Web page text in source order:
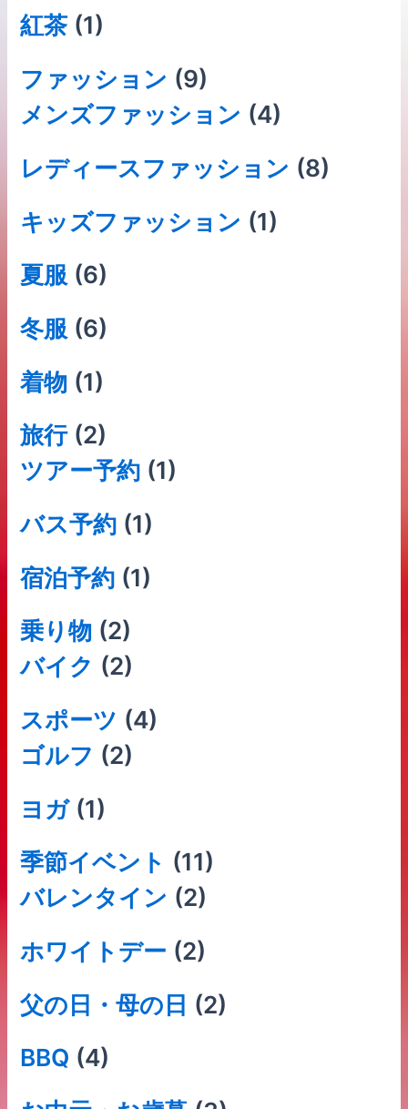
紅茶 (1)
ファッション (9)
メンズファッション (4)
レディースファッション (8)
キッズファッション (1)
夏服 (6)
冬服 (6)
着物 (1)
旅行(2)
ツアー予約 (1)
バス予約 (1)
宿泊予約 (1)
乗り物 (2)
バイク (2)
スポーツ (4)
ゴルフ (2)
ヨガ(1)
季節イベント (11)
バレンタイン (2)
ホワイトデー (2)
父の日・母の日 (2)
BBQ (4)